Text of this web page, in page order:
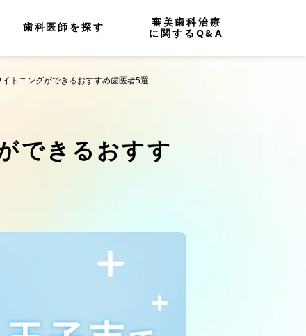
歯科医師を探す
審美歯科治療
に関するQ&A
トニングができるおすすめ歯医者5選
できるおすす